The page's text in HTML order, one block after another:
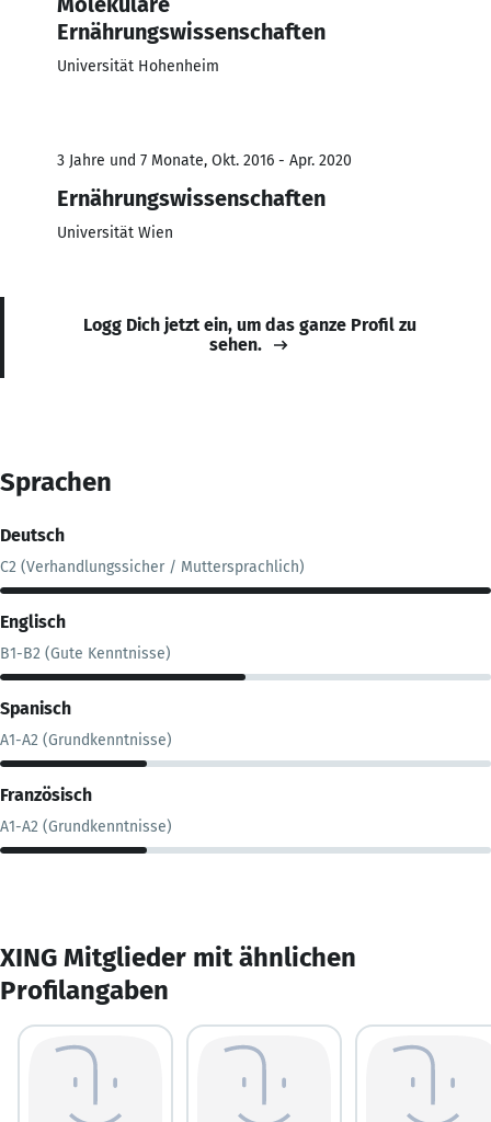
Ernährungswissenschaften
Universität Hohenheim
3 Jahre und 7 Monate, Okt. 2016 - Apr. 2020
Ernährungswissenschaften
Universität Wien
Logg Dich jetzt ein, um das ganze Profil zu
sehen.
Sprachen
Deutsch
C2 (Verhandlungssicher / Muttersprachlich)
Englisch
B1-B2 (Gute Kenntnisse)
Spanisch
A1-A2 (Grundkenntnisse)
Französisch
A1-A2 (Grundkenntnisse)
XING Mitglieder mit ähnlichen
Profilangaben